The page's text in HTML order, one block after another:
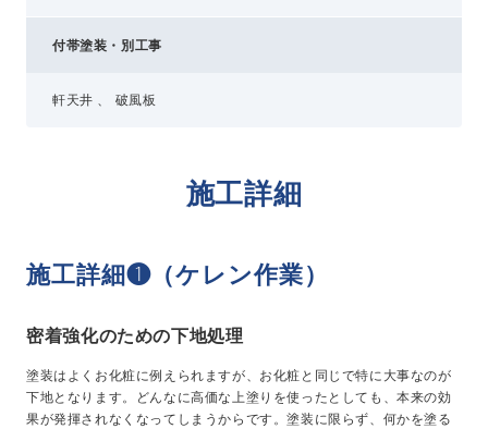
付帯塗装・別工事
軒天井 、 破風板
施工詳細
施工詳細❶（ケレン作業）
密着強化のための下地処理
塗装はよくお化粧に例えられますが、お化粧と同じで特に大事なのが
下地となります。どんなに高価な上塗りを使ったとしても、本来の効
果が発揮されなくなってしまうからです。塗装に限らず、何かを塗る